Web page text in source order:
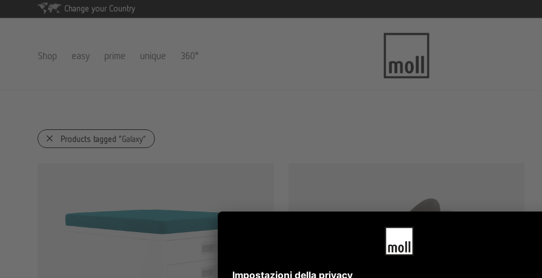
Change your Country
Shop easy prime unique 360°
Products tagged “Galaxy”